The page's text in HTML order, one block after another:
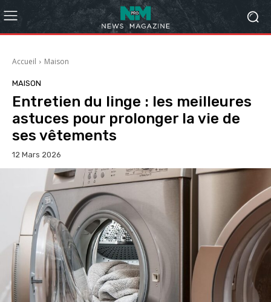
Accueil Maison
MAISON
Entretien du linge : les meilleures
astuces pour prolonger la vie de
ses vêtements
12 Mars 2026